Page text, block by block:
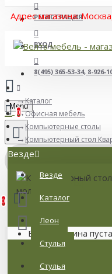
РЕГИСТРАЦИЯ
ВХОД
8(495) 365-53-34, 8-926-
Адрес магазина:
Menu
0
Везде
Везде
Каталог
Леон
Стулья
Стулья
Товаров: 0 (0 р.)
0
Ваша корзина
Каталог
Офисная мебель
Компьютерные столы
Компьютерный стол